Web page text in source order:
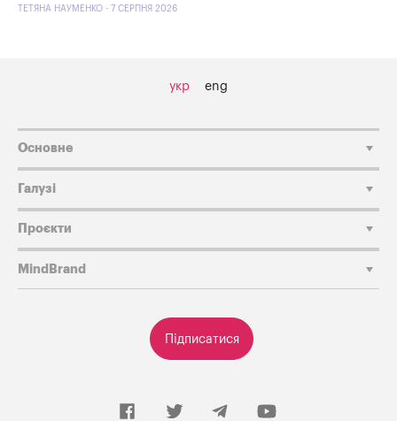
ТЕТЯНА НАУМЕНКО - 7 СЕРПНЯ 2026
укр eng
Підписатися
Основне
Галузі
Проєкти
MindBrand